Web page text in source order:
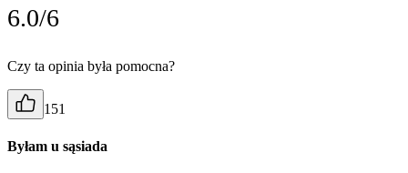
6.0/6
Czy ta opinia była pomocna?
151
Byłam u sąsiada